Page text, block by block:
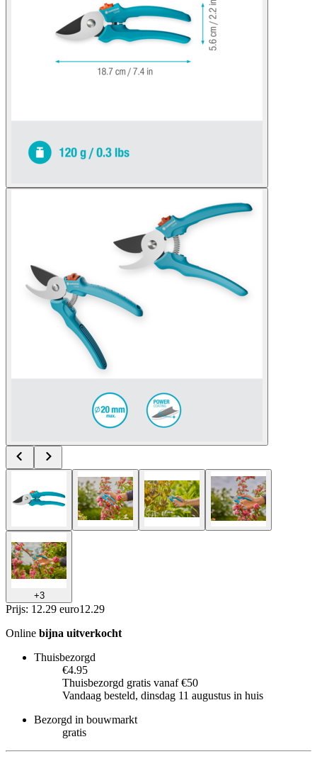
+3
Prijs: 12.29 euro12.29
Online bijna uitverkocht
Thuisbezorgd
€4.95
Thuisbezorgd gratis vanaf €50
Vandaag besteld, dinsdag 11 augustus in huis
Bezorgd in bouwmarkt
gratis